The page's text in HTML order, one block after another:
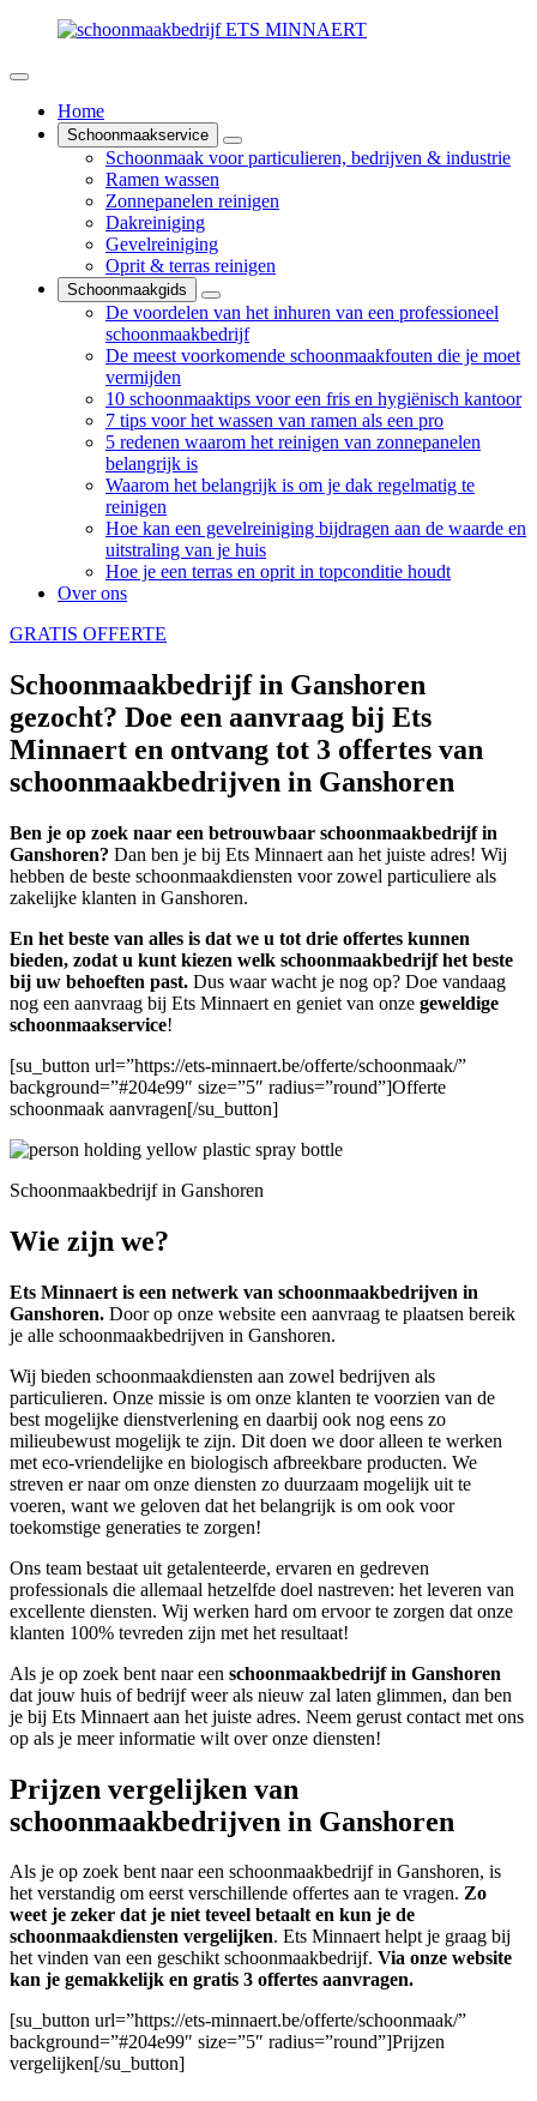
Home
Schoonmaakservice
Schoonmaak voor particulieren, bedrijven & industrie
Ramen wassen
Zonnepanelen reinigen
Dakreiniging
Gevelreiniging
Oprit & terras reinigen
Schoonmaakgids
De voordelen van het inhuren van een professioneel
schoonmaakbedrijf
De meest voorkomende schoonmaakfouten die je moet
vermijden
10 schoonmaaktips voor een fris en hygiënisch kantoor
7 tips voor het wassen van ramen als een pro
5 redenen waarom het reinigen van zonnepanelen
belangrijk is
Waarom het belangrijk is om je dak regelmatig te
reinigen
Hoe kan een gevelreiniging bijdragen aan de waarde en
uitstraling van je huis
Hoe je een terras en oprit in topconditie houdt
Over ons
GRATIS OFFERTE
Schoonmaakbedrijf in Ganshoren
gezocht? Doe een aanvraag bij Ets
Minnaert en ontvang tot 3 offertes van
schoonmaakbedrijven in Ganshoren
Ben je op zoek naar een betrouwbaar schoonmaakbedrijf in
Ganshoren? Dan ben je bij Ets Minnaert aan het juiste adres! Wij
hebben de beste schoonmaakdiensten voor zowel particuliere als
zakelijke klanten in Ganshoren.
En het beste van alles is dat we u tot drie offertes kunnen
bieden, zodat u kunt kiezen welk schoonmaakbedrijf het beste
bij uw behoeften past. Dus waar wacht je nog op? Doe vandaag
nog een aanvraag bij Ets Minnaert en geniet van onze geweldige
schoonmaakservice!
[su_button url=”https://ets-minnaert.be/offerte/schoonmaak/”
background=”#204e99″ size=”5″ radius=”round”]Offerte
schoonmaak aanvragen[/su_button]
Schoonmaakbedrijf in Ganshoren
Wie zijn we?
Ets Minnaert is een netwerk van schoonmaakbedrijven in
Ganshoren. Door op onze website een aanvraag te plaatsen bereik
je alle schoonmaakbedrijven in Ganshoren.
Wij bieden schoonmaakdiensten aan zowel bedrijven als
particulieren. Onze missie is om onze klanten te voorzien van de
best mogelijke dienstverlening en daarbij ook nog eens zo
milieubewust mogelijk te zijn. Dit doen we door alleen te werken
met eco-vriendelijke en biologisch afbreekbare producten. We
streven er naar om onze diensten zo duurzaam mogelijk uit te
voeren, want we geloven dat het belangrijk is om ook voor
toekomstige generaties te zorgen!
Ons team bestaat uit getalenteerde, ervaren en gedreven
professionals die allemaal hetzelfde doel nastreven: het leveren van
excellente diensten. Wij werken hard om ervoor te zorgen dat onze
klanten 100% tevreden zijn met het resultaat!
Als je op zoek bent naar een schoonmaakbedrijf in Ganshoren
dat jouw huis of bedrijf weer als nieuw zal laten glimmen, dan ben
je bij Ets Minnaert aan het juiste adres. Neem gerust contact met ons
op als je meer informatie wilt over onze diensten!
Prijzen vergelijken van
schoonmaakbedrijven in Ganshoren
Als je op zoek bent naar een schoonmaakbedrijf in Ganshoren, is
het verstandig om eerst verschillende offertes aan te vragen. Zo
weet je zeker dat je niet teveel betaalt en kun je de
schoonmaakdiensten vergelijken. Ets Minnaert helpt je graag bij
het vinden van een geschikt schoonmaakbedrijf. Via onze website
kan je gemakkelijk en gratis 3 offertes aanvragen.
[su_button url=”https://ets-minnaert.be/offerte/schoonmaak/”
background=”#204e99″ size=”5″ radius=”round”]Prijzen
vergelijken[/su_button]